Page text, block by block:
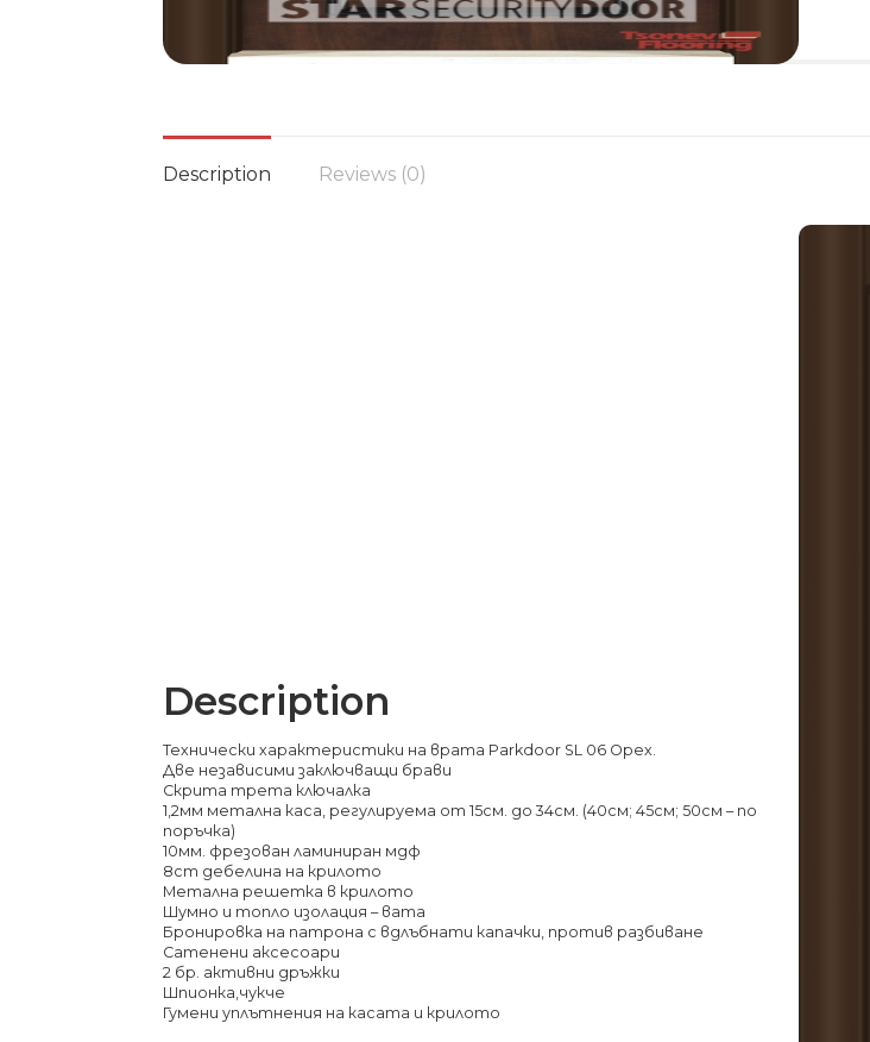
Description Reviews (0)
Description
Технически характеристики на врата Parkdoor SL 06 Орех.
Две независими заключващи брави
Скрита трета ключалка
1,2мм метална каса, регулируема от 15см. до 34см. (40см; 45см; 50см – по
поръчка)
10мм. фрезован ламиниран мдф
8cm дебелина на крилото
Метална решетка в крилото
Шумно и топло изолация – вата
Бронировка на патрона с вдлъбнати капачки, против разбиване
Сатенени аксесоари
2 бр. активни дръжки
Шпионка,чукче
Гумени уплътнения на касата и крилото